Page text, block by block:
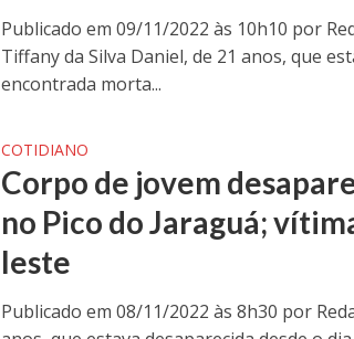
Publicado em 09/11/2022 às 10h10 por
Tiffany da Silva Daniel, de 21 anos, que
encontrada morta...
COTIDIANO
Corpo de jovem
no Pico do Jaraguá;
leste
Publicado em 08/11/2022 às 8h30 por